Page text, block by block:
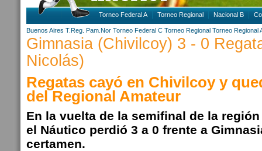
Torneo Federal A Torneo Regional Nacional B
Buenos Aires T.Reg. Pam.Nor Torneo Federal C Torneo Regional Torneo Regional
Gimnasia (Chivilcoy) 3 - 0
Nicolás)
Regatas cayó en Chivilcoy y
del Regional Amateur
En la vuelta de la semifinal de la
el Náutico perdió 3 a 0 frente a
certamen.